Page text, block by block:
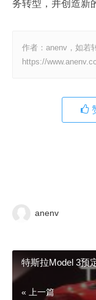
务转型，并创造新
作者：anenv，如若
https://
anenv
特斯拉Model 3预
« 上一篇